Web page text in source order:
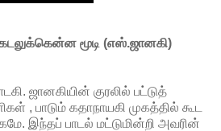
மூடி (எஸ்.ஜானகி)
ஜானகியின் குரலில் பட்டுத்
, பாடும் கதாநாயகி முகத்தில் கூட
இந்தப் பாடல் மட்டுமின்றி அவரின்